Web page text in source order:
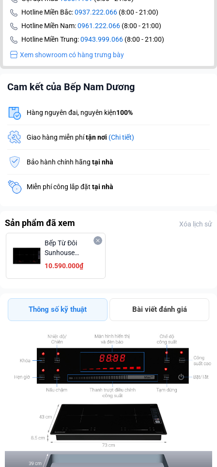
Hotline Miền Bắc:0937.222.066 (8:00 - 21:00)
Hotline Miền Nam:0961.222.066 (8:00 - 21:00)
Hotline Miền Trung:0943.999.066 (8:00 - 21:00)
Xem showroom có hàng trưng bày
Cam kết của Bếp Nam Dương
Hàng nguyên đai, nguyên kiện100%
Giao hàng miễn phítận nơi (Chi tiết)
Bảo hành chính hãng tại nhà
Miễn phí công lắp đặt tại nhà
Sản phẩm đã xem Xóa lịch sử
Bếp Từ Đôi
Sunhouse
SHB82062-
Trả Góp 0%
10.590.000₫
Thông số kỹ thuật Bài viết đánh giá